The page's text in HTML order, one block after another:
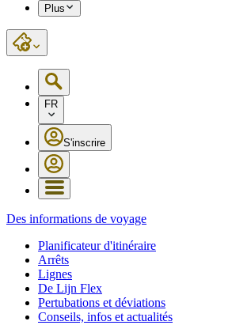
Plus
FR
S'inscrire
Des informations de voyage
Planificateur d'itinéraire
Arrêts
Lignes
De Lijn Flex
Pertubations et déviations
Conseils, infos et actualités